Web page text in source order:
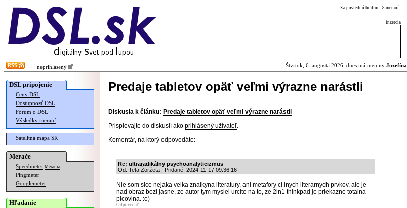
Za poslednú hodinu: 8 meraní
inzercia
neprihlásený Štvrtok, 6. augusta 2026, dnes má meniny Jozefína
DSL pripojenie
Ceny DSL
Dostupnosť DSL
Fórum o DSL
Výsledky meraní
Satelitná mapa SR
Merače
Speedmeter Merania
Pingmeter
Googlemeter
Hľadanie
Predaje tabletov opäť veľmi výrazne narástli
Diskusia k článku: Predaje tabletov opäť veľmi výrazne narástli
Prispievajte do diskusií ako prihlásený užívateľ.
Komentár, na ktorý odpovedáte:
Re: ultraradikálny psychoanalyticizmus
Od: Teta Žoržeta | Pridané: 2024-11-17 09:36:16
Nie som sice nejaka velka znalkyna literatury, ani metafory ci inych literarnych prvkov, ale je
nad obraz bozi jasne, ze autor tym myslel urcite na to, ze 2in1 thinkpad je priekazne totalna
picovina. :o)
Odpovedať